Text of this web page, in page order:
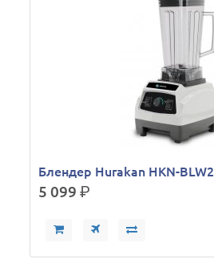
Блендер Hurakan HKN-BLW2
5 099р.